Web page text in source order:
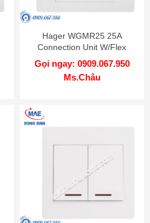
Hager WGMR25 25A
Connection Unit W/Flex
Outlet
Gọi ngay: 0909.067.950
Ms.Châu